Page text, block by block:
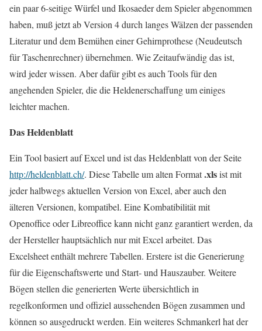
ein paar 6-seitige Würfel und Ikosaeder dem Spieler abgenommen
haben, muß jetzt ab Version 4 durch langes Wälzen der passenden
Literatur und dem Bemühen einer Gehirnprothese (Neudeutsch
für Taschenrechner) übernehmen. Wie Zeitaufwändig das ist,
wird jeder wissen. Aber dafür gibt es auch Tools für den
angehenden Spieler, die die Heldenerschaffung um einiges
leichter machen.
Das Heldenblatt
Ein Tool basiert auf Excel und ist das Heldenblatt von der Seite
http://heldenblatt.ch/. Diese Tabelle um alten Format.xlsist mit
jeder halbwegs aktuellen Version von Excel, aber auch den
älteren Versionen, kompatibel. Eine Kombatibilität mit
Openoffice oder Libreoffice kann nicht ganz garantiert werden, da
der Hersteller hauptsächlich nur mit Excel arbeitet. Das
Excelsheet enthält mehrere Tabellen. Erstere ist die Generierung
für die Eigenschaftswerte und Start- und Hauszauber. Weitere
Bögen stellen die generierten Werte übersichtlich in
regelkonformen und offiziel aussehenden Bögen zusammen und
können so ausgedruckt werden. Ein weiteres Schmankerl hat der